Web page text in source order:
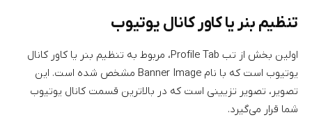
تنظیم بنر یا کاور کانال یوتیوب
اولین بخش از تب Profile Tab، مربوط به تنظیم بنر یا کاور کانال
یوتیوب است که با نام Banner Image مشخص شده است. این
تصویر، تصویر تزیینی است که در بالاترین قسمت کانال یوتیوب
شما قرار می‌گیرد.